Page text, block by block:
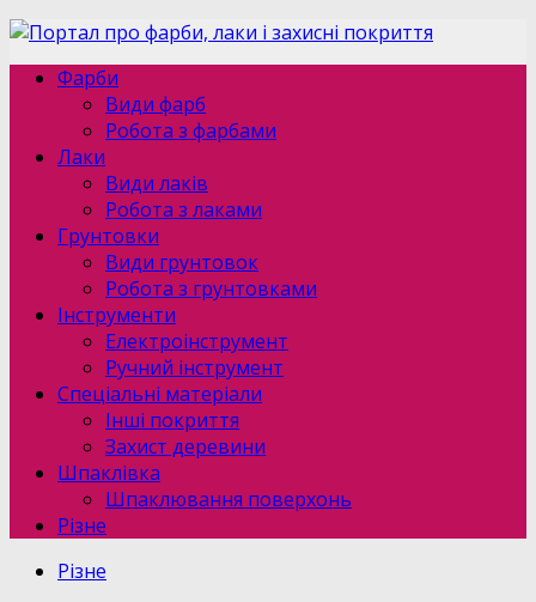
Фарби
Види фарб
Робота з фарбами
Лаки
Види лаків
Робота з лаками
Грунтовки
Види грунтовок
Робота з грунтовками
Інструменти
Електроінструмент
Ручний інструмент
Спеціальні матеріали
Інші покриття
Захист деревини
Шпаклівка
Шпаклювання поверхонь
Різне
Різне